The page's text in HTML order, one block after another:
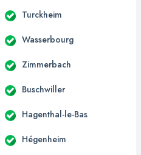
Turckheim
Wasserbourg
Zimmerbach
Buschwiller
Hagenthal-le-Bas
Hégenheim